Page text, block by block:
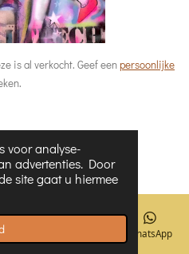
voor analyse-
advertenties. Door
site gaat u hiermee
is al verkocht. Geef eenpersoonlijke
WhatsApp